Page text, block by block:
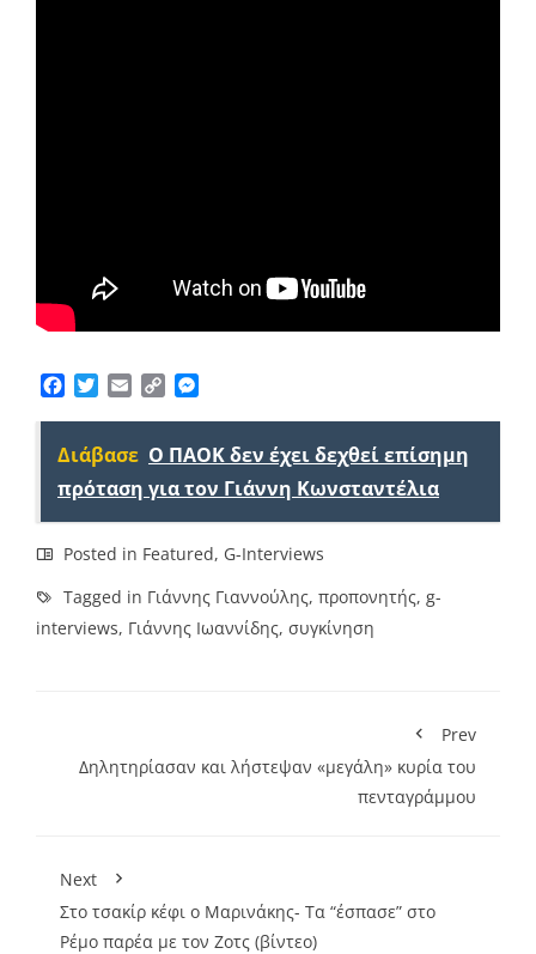
Facebook
TwitterEmailCopy
Διάβασε Ο ΠΑΟΚ δεν έχει δεχθεί επίσημη
πρόταση για τον Γιάννη Κωνσταντέλια
Posted in Featured, G-Interviews
Tagged in Γιάννης Γιαννούλης, προπονητής, g-
interviews, Γιάννης Ιωαννίδης, συγκίνηση
Prev
Δηλητηρίασαν και λήστεψαν «μεγάλη» κυρία του
πενταγράμμου
Next
Στο τσακίρ κέφι ο Mαρινάκης- Τα “έσπασε” στο
Ρέμο παρέα με τον Ζοτς (βίντεο)